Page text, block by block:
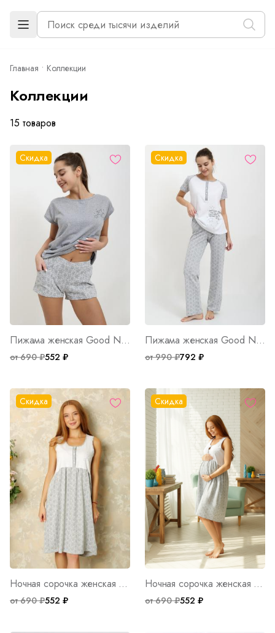
Главная Коллекции
Коллекции
15 товаров
Скидка
Пижама женская Good Night Е Арт. 5866
от 690 ₽552 ₽
Скидка
Пижама женская Good Night Д Арт. 5656
от 990 ₽792 ₽
Скидка
Ночная сорочка женская Good Night Б Арт. 5654
от 690 ₽552 ₽
Скидка
Ночная сорочка женская Good Night М Арт. 5710
от 690 ₽552 ₽